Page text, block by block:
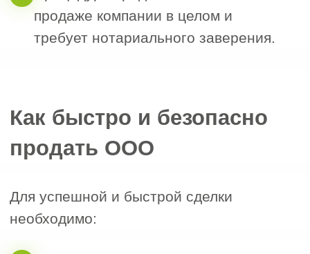
и напишите, пожалуйста, как
мы можем с вами связаться
“
сопровождения